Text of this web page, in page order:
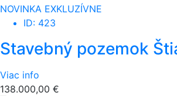
NOVINKA EXKLUZÍVNE
ID: 423
Stavebný pozemok
Viac info
138.000,00 €